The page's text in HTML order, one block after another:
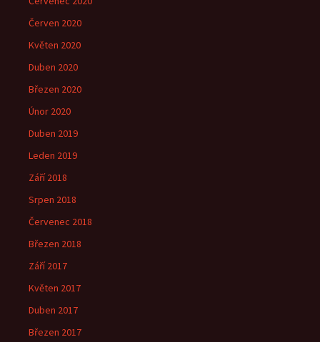
Červen 2020
Květen 2020
Duben 2020
Březen 2020
Únor 2020
Duben 2019
Leden 2019
Září 2018
Srpen 2018
Červenec 2018
Březen 2018
Září 2017
Květen 2017
Duben 2017
Březen 2017